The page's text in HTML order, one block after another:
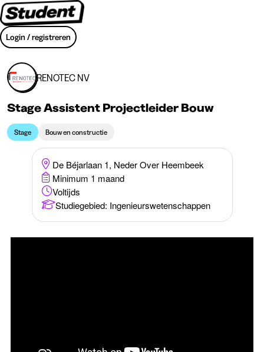
Login / registreren
RENOTEC NV
Stage Assistent Projectleider Bouw
Stage Bouw en constructie
De Béjarlaan 1, Neder Over Heembeek
Minimum 1 maand
Voltijds
Studiegebied: Ingenieurswetenschappen